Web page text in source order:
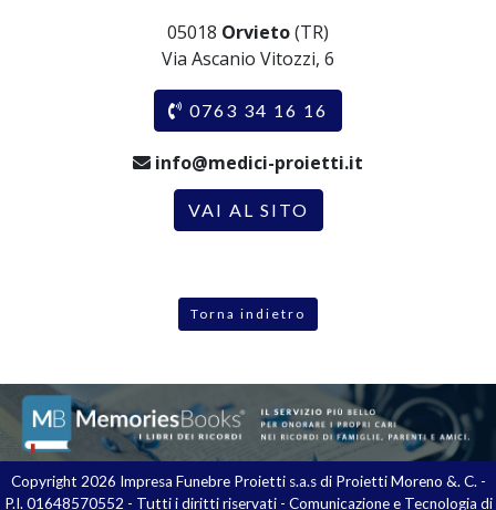
05018 Orvieto(TR)
Via Ascanio Vitozzi, 6
0763 34 16 16
info@medici-proietti.it
VAI AL SITO
Torna indietro
Copyright 2026 Impresa Funebre Proietti s.a.s di Proietti Moreno &. C. -
P.I. 01648570552 - Tutti i diritti riservati - Comunicazione e Tecnologia di